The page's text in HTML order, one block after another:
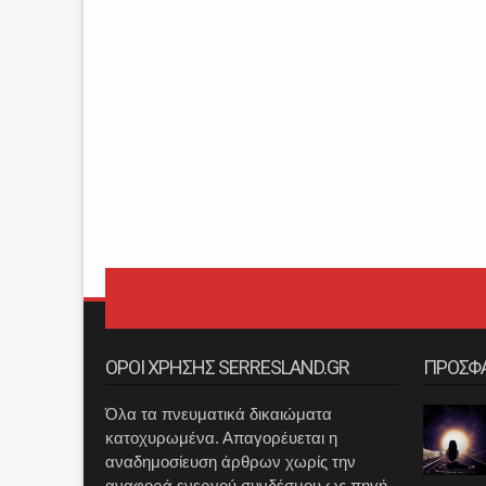
ΟΡΟΙ ΧΡΗΣΗΣ SERRESLAND.GR
Όλα τα πνευματικά δικαιώματα
κατοχυρωμένα. Απαγορέυεται η
αναδημοσίευση άρθρων χωρίς την